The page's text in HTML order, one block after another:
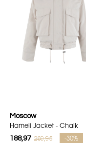
Moscow
Hameli Jacket - Chalk
188,97 269,95 -30%